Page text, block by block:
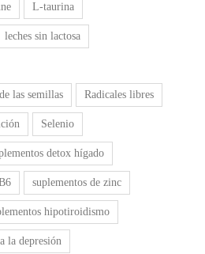
L-taurina
leches sin lactosa
las semillas Radicales libres
Selenio
detox hígado
suplementos de zinc
hipotiroidismo
la depresión